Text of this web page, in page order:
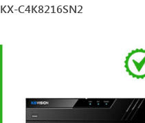
KX-C4K8216SN2